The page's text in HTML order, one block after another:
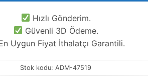
Hızlı Gönderim.
Güvenli 3D Ödeme.
Uygun Fiyat İthalatçı Garantili.
Stok kodu: ADM-47519